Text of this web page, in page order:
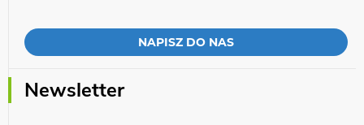
NAPISZ DO NAS
Newsletter